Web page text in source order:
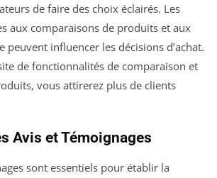
de faire des choix éclairés. Les
aux comparaisons de produits et aux
peuvent influencer les décisions d’achat.
de fonctionnalités de comparaison et
vous attirerez plus de clients
Avis et Témoignages
sont essentiels pour établir la